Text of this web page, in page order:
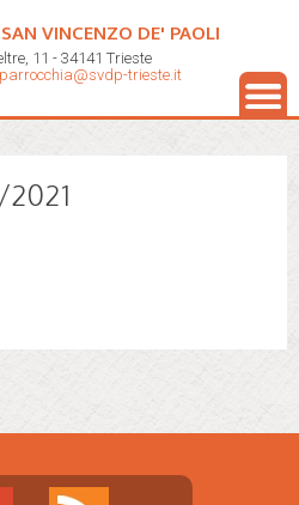
VINCENZO DE' PAOLI
11 - 34141 Trieste
parrocchia@svdp-trieste.it